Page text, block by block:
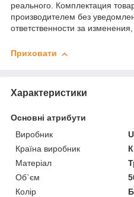
реального. Комплектация
производителем без
ответственности за
Приховати
Характеристики
Основні атрибути
Виробник
Країна виробник
Матеріал
Об`єм
Колір